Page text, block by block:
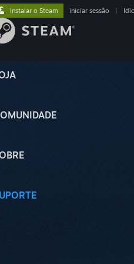
Instalar o Steam iniciar sessão